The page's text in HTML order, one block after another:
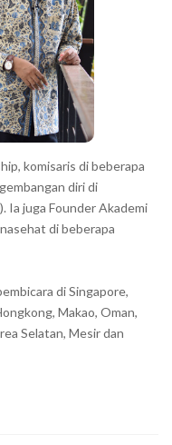
komisaris di beberapa
diri di
Ia juga Founder Akademi
di beberapa
di Singapore,
Makao, Oman,
Selatan, Mesir dan